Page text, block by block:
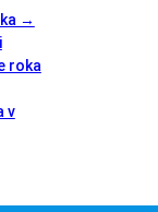
→
roka
v